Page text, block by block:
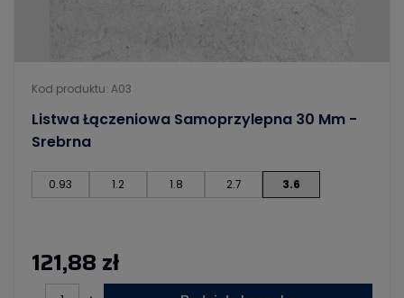
Kod produktu: A03
Listwa Łączeniowa Samoprzylepna 30 Mm -
Srebrna
0.93 1.2 1.8 2.7 3.6
121,88 zł